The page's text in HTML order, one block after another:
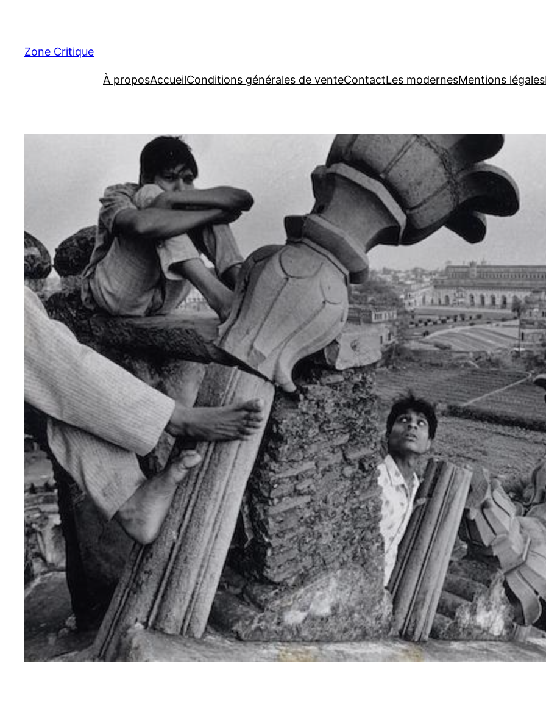
contenu
Zone Critique
À proposAccueilConditions générales de venteContactLes modernesMentions légales